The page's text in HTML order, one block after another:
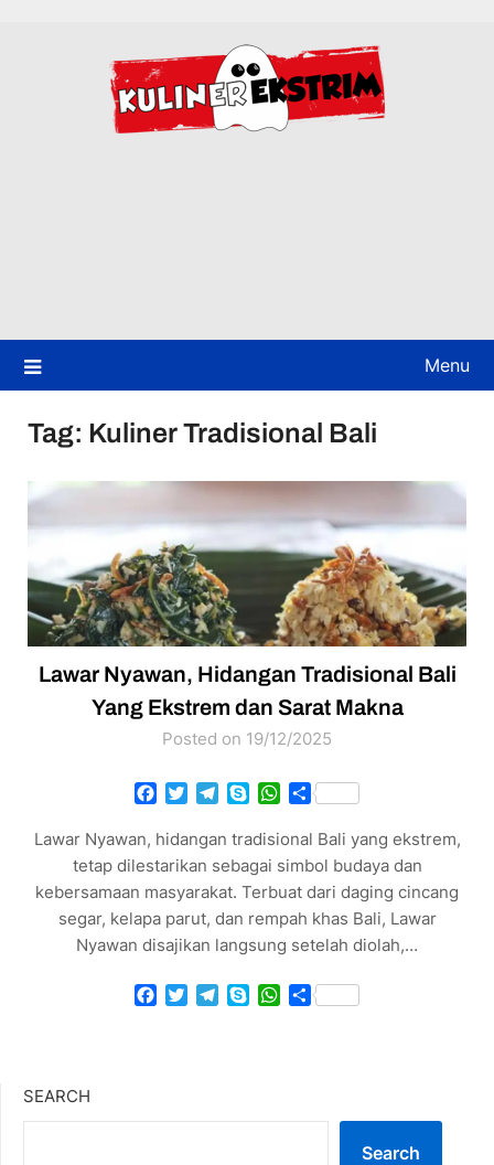
Menu
Tag: Kuliner Tradisional Bali
Lawar Nyawan, Hidangan Tradisional Bali
Yang Ekstrem dan Sarat Makna
Posted on 19/12/2025
Facebook
TwitterTelegram
SkypeWhatsApp
Share
Lawar Nyawan, hidangan tradisional Bali yang ekstrem,
tetap dilestarikan sebagai simbol budaya dan
kebersamaan masyarakat. Terbuat dari daging cincang
segar, kelapa parut, dan rempah khas Bali, Lawar
Nyawan disajikan langsung setelah diolah,…
Facebook
TwitterTelegram
SkypeWhatsApp
Share
SEARCH
Search